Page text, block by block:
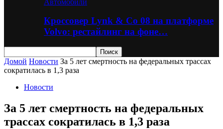
Кроссовер Lynk & Co 08 на платформе
Volvo: рестайлинг на фоне…
Домой Новости За 5 лет смертность на федеральных трассах
сократилась в 1,3 раза
Новости
За 5 лет смертность на федеральных
трассах сократилась в 1,3 раза